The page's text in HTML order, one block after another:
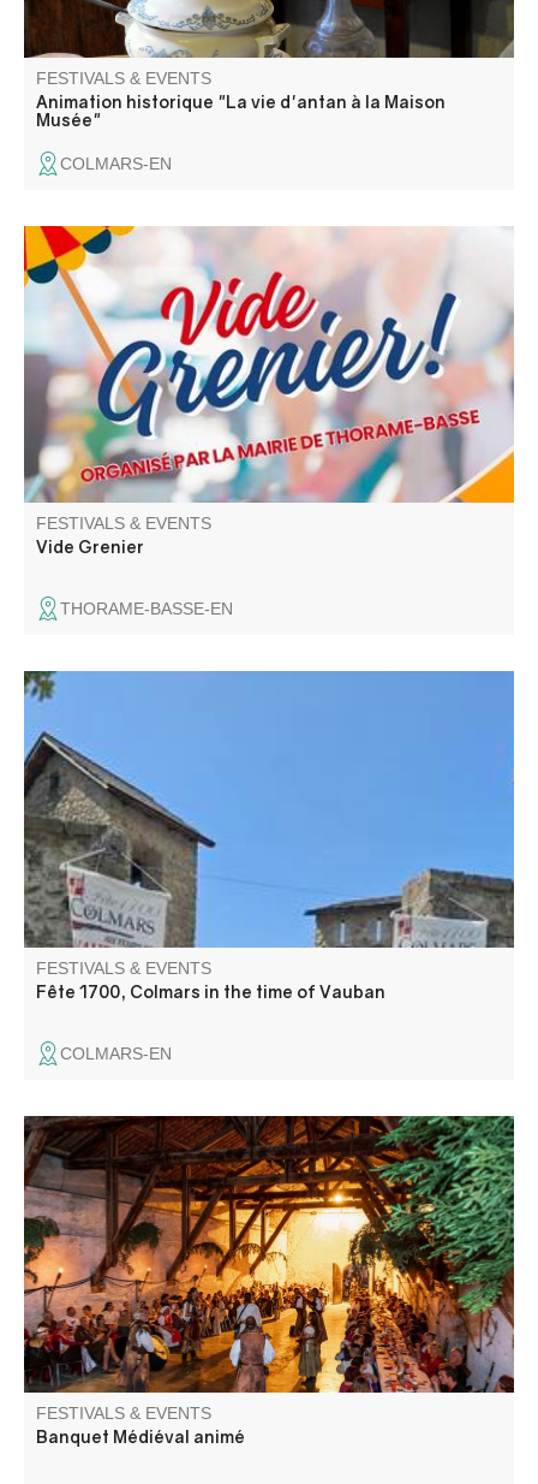
FESTIVALS & EVENTS
Animation historique "La vie d'antan à la Maison
Musée"
COLMARS-EN
Venez chiner dans les rues et places du village. Jouets,
objets de décoration, livres, vêtements
FESTIVALS & EVENTS
Vide Grenier
THORAME-BASSE-EN
entertainment, tours, theater, music, street performances,
and shows! Dress up to make the festival even more fun.
FESTIVALS & EVENTS
Fête 1700, Colmars in the time of Vauban
COLMARS-EN
Le grand festin se tiendra dans un espace tenu secret. A
l'occasion des 30 ans de la fête médiévale venez festoyer,
sortez vos plus beaux atours, chaussez vos poulaines et
retrouvez nous pour une soirée animée autour d'un bon
repas arrosé de vin clairet.
FESTIVALS & EVENTS
Banquet Médiéval animé